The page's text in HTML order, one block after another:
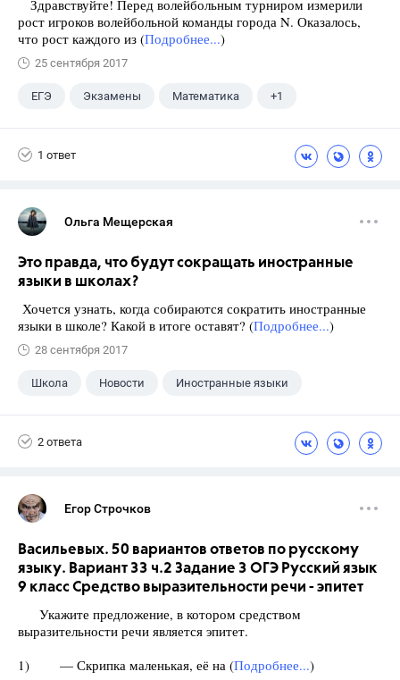
Здравствуйте! Перед волейбольным турниром измерили
рост игроков волейбольной команды города N. Оказалось,
что рост каждого из (Подробнее...)
25 сентября 2017
ЕГЭ Экзамены Математика +1
1 ответ
Ольга Мещерская
Это правда, что будут сокращать иностранные
языки в школах?
Хочется узнать, когда собираются сократить иностранные
языки в школе? Какой в итоге оставят? (Подробнее...)
28 сентября 2017
Школа Новости Иностранные языки
2 ответа
Егор Строчков
Васильевых. 50 вариантов ответов по русскому
языку. Вариант 33 ч.2 Задание 3 ОГЭ Русский язык
9 класс Средство выразительности речи - эпитет
Укажите предложение, в котором средством
выразительности речи является эпитет.
1) — Скрипка маленькая, её на (Подробнее...)